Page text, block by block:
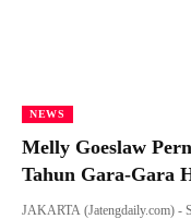
NEWS
Melly Goeslaw
Tahun Gara-Gara
JAKARTA (Jatengdaily.com) -